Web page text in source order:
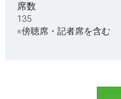
席数
135
※傍聴席・記者席を含む